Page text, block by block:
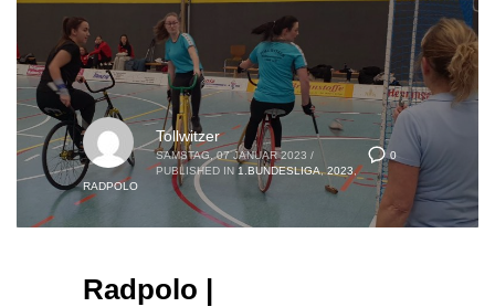
0
Tollwitzer
SAMSTAG, 07 JANUAR 2023 /
PUBLISHED IN 1.BUNDESLIGA,2023,
RADPOLO
Radpolo |